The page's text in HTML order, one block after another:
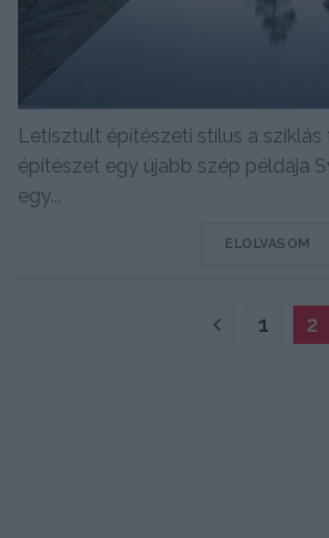
Letisztult építészeti stílus a sziklás
építészet egy újabb szép példája
egy...
ELOLVASOM
1 2